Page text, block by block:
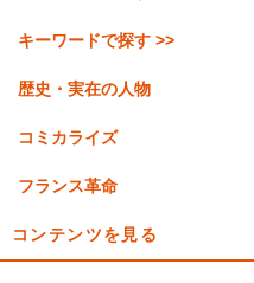
キーワードで探す >>
歴史・実在の人物
コミカライズ
フランス革命
コンテンツを見る